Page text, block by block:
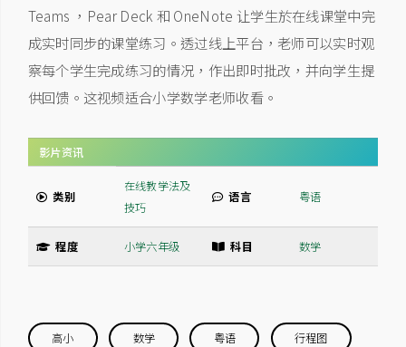
Teams ，Pear Deck 和 OneNote 让学生於在线课堂中完
成实时同步的课堂练习。透过线上平台，老师可以实时观
察每个学生完成练习的情况，作出即时批改，并向学生提
供回馈。这视频适合小学数学老师收看。
影片资讯
类别
在线教学法及
技巧
语言 粤语
程度 小学六年级 科目 数学
高小 数学 粤语 行程图